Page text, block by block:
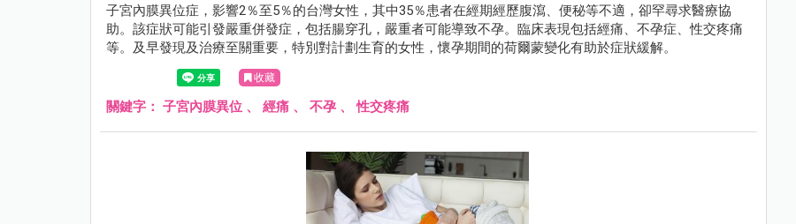
子宮內膜異位症，影響2％至5％的台灣女性，其中35％患者在經期經歷腹瀉、便秘等不適，卻罕尋求醫療協
助。該症狀可能引發嚴重併發症，包括腸穿孔，嚴重者可能導致不孕。臨床表現包括經痛、不孕症、性交疼痛
等。及早發現及治療至關重要，特別對計劃生育的女性，懷孕期間的荷爾蒙變化有助於症狀緩解。
收藏
關鍵字： 子宮內膜異位 、 經痛 、 不孕 、性交疼痛